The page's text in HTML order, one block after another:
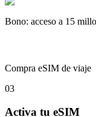
Bono: acceso a 15
Compra eSIM de viaje
03
Activa tu eSIM